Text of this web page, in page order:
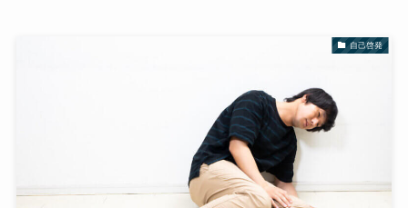
自己啓発